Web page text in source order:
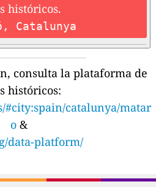
históricos.
Catalunya
consulta la plataforma de
históricos:
#city:spain/catalunya/matar
o &
data-platform/